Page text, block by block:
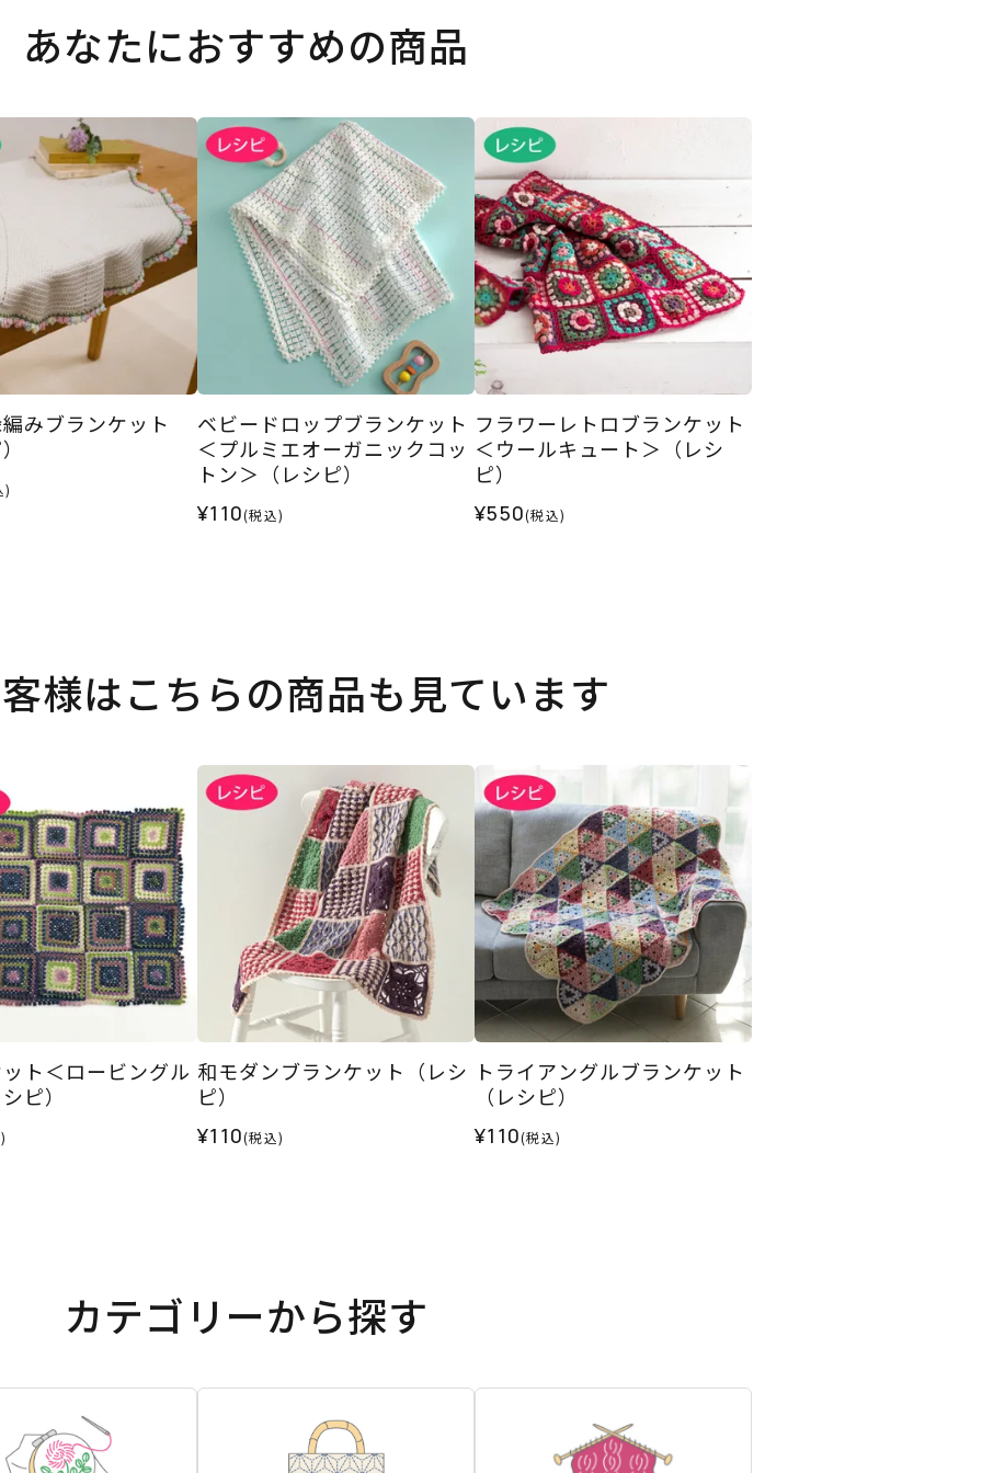
あなたにおすすめの商品
みブランケット
)
ベビードロップブランケット
＜プルミエオーガニックコッ
トン＞（レシピ）
¥110(税込)
フラワーレトロブランケット
＜ウールキュート＞（レシ
ピ）
¥550(税込)
様はこちらの商品も見ています
ト＜ロービングル
ピ）
和モダンブランケット（レシ
ピ）
¥110(税込)
トライアングルブランケット
（レシピ）
¥110(税込)
カテゴリーから探す